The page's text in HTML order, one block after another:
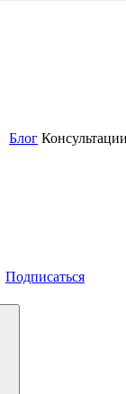
Блог
Подписаться